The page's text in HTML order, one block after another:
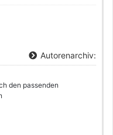
Autorenarchiv:
den passenden